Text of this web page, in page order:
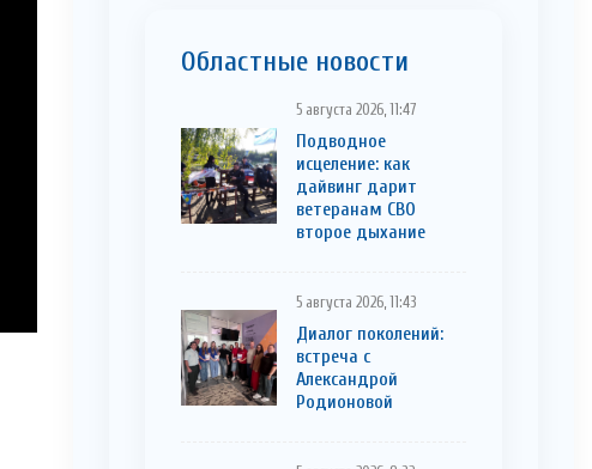
Областные новости
5 августа 2026, 11:47
Подводное
исцеление: как
дайвинг дарит
ветеранам СВО
второе дыхание
5 августа 2026, 11:43
Диалог поколений:
встреча с
Александрой
Родионовой